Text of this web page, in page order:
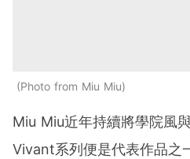
Photo from Miu Miu
Miu Miu近年持續將學院風
Vivant系列便是代表作品之